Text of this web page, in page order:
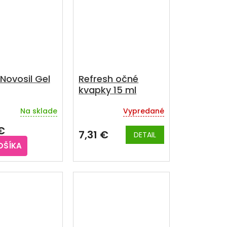
Gel
Na sklade
Refresh očné
kvapky 15 ml
Vypredané
7,31 € DETAIL